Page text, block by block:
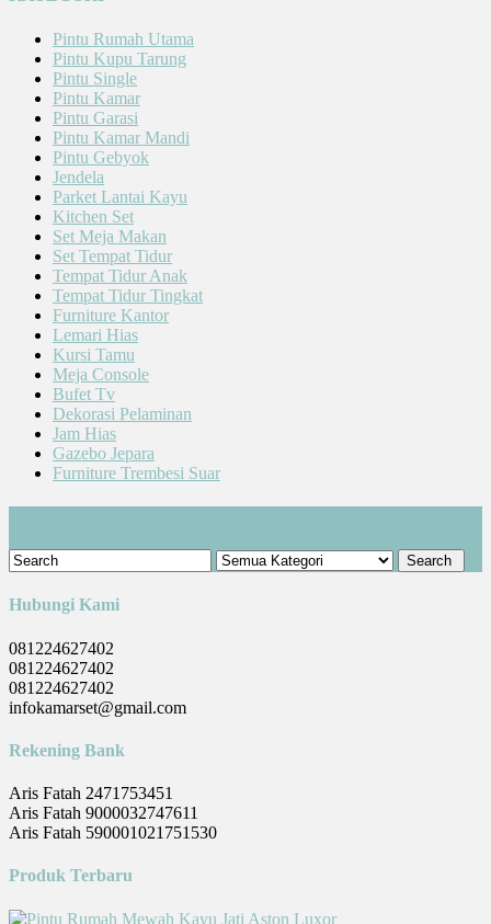
Pintu Rumah Utama
Pintu Kupu Tarung
Pintu Single
Pintu Kamar
Pintu Garasi
Pintu Kamar Mandi
Pintu Gebyok
Jendela
Parket Lantai Kayu
Kitchen Set
Set Meja Makan
Set Tempat Tidur
Tempat Tidur Anak
Tempat Tidur Tingkat
Furniture Kantor
Lemari Hias
Kursi Tamu
Meja Console
Bufet Tv
Dekorasi Pelaminan
Jam Hias
Gazebo Jepara
Furniture Trembesi Suar
Hubungi Kami
081224627402
081224627402
081224627402
infokamarset@gmail.com
Rekening Bank
Aris Fatah 2471753451
Aris Fatah 9000032747611
Aris Fatah 590001021751530
Produk Terbaru